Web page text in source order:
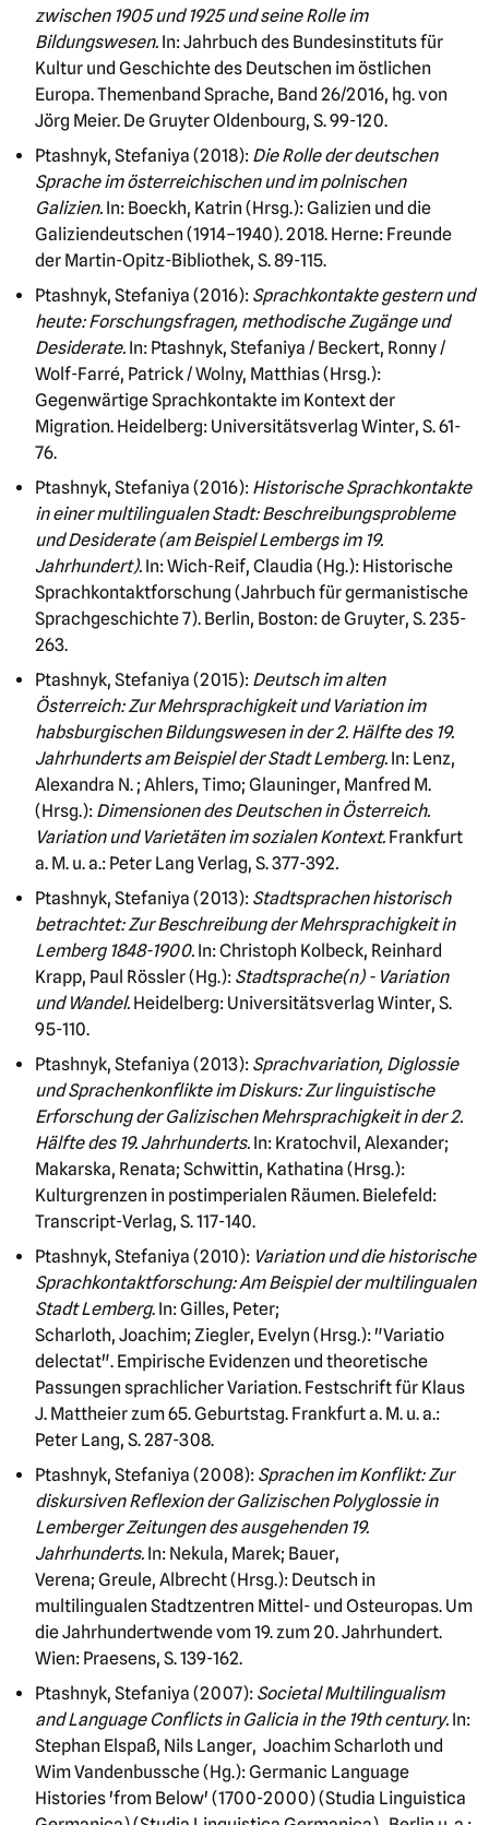
zwischen 1905 und 1925 und seine Rolle im
Bildungswesen. In: Jahrbuch des Bundesinstituts für
Kultur und Geschichte des Deutschen im östlichen
Europa. Themenband Sprache, Band 26/2016, hg. von
Jörg Meier. De Gruyter Oldenbourg, S. 99-120.
Ptashnyk, Stefaniya (2018): Die Rolle der deutschen
Sprache im österreichischen und im polnischen
Galizien. In: Boeckh, Katrin (Hrsg.): Galizien und die
Galiziendeutschen (1914–1940). 2018. Herne: Freunde
der Martin-Opitz-Bibliothek, S. 89-115.
Ptashnyk, Stefaniya (2016): Sprachkontakte gestern und
heute: Forschungsfragen, methodische Zugänge und
Desiderate. In: Ptashnyk, Stefaniya / Beckert, Ronny /
Wolf-Farré, Patrick / Wolny, Matthias (Hrsg.):
Gegenwärtige Sprachkontakte im Kontext der
Migration. Heidelberg: Universitätsverlag Winter, S. 61-
76.
Ptashnyk, Stefaniya (2016): Historische Sprachkontakte
in einer multilingualen Stadt: Beschreibungsprobleme
und Desiderate (am Beispiel Lembergs im 19.
Jahrhundert). In: Wich-Reif, Claudia (Hg.): Historische
Sprachkontaktforschung (Jahrbuch für germanistische
Sprachgeschichte 7). Berlin, Boston: de Gruyter, S. 235-
263.
Ptashnyk, Stefaniya (2015): Deutsch im alten
Österreich: Zur Mehrsprachigkeit und Variation im
habsburgischen Bildungswesen in der 2. Hälfte des 19.
Jahrhunderts am Beispiel der Stadt Lemberg. In: Lenz,
Alexandra N. ; Ahlers, Timo; Glauninger, Manfred M.
(Hrsg.): Dimensionen des Deutschen in Österreich.
Variation und Varietäten im sozialen Kontext. Frankfurt
a. M. u. a.: Peter Lang Verlag, S. 377-392.
Ptashnyk, Stefaniya (2013): Stadtsprachen historisch
betrachtet: Zur Beschreibung der Mehrsprachigkeit in
Lemberg 1848-1900. In: Christoph Kolbeck, Reinhard
Krapp, Paul Rössler (Hg.): Stadtsprache(n) - Variation
und Wandel. Heidelberg: Universitätsverlag Winter, S.
95-110.
Ptashnyk, Stefaniya (2013): Sprachvariation, Diglossie
und Sprachenkonflikte im Diskurs: Zur linguistische
Erforschung der Galizischen Mehrsprachigkeit in der 2.
Hälfte des 19. Jahrhunderts. In: Kratochvil, Alexander;
Makarska, Renata; Schwittin, Kathatina (Hrsg.):
Kulturgrenzen in postimperialen Räumen. Bielefeld:
Transcript-Verlag, S. 117-140.
Ptashnyk, Stefaniya (2010): Variation und die historische
Sprachkontaktforschung: Am Beispiel der multilingualen
Stadt Lemberg. In: Gilles, Peter;
Scharloth, Joachim; Ziegler, Evelyn (Hrsg.): "Variatio
delectat". Empirische Evidenzen und theoretische
Passungen sprachlicher Variation. Festschrift für Klaus
J. Mattheier zum 65. Geburtstag. Frankfurt a. M. u. a.:
Peter Lang, S. 287-308.
Ptashnyk, Stefaniya (2008): Sprachen im Konflikt: Zur
diskursiven Reflexion der Galizischen Polyglossie in
Lemberger Zeitungen des ausgehenden 19.
Jahrhunderts. In: Nekula, Marek; Bauer,
Verena; Greule, Albrecht (Hrsg.): Deutsch in
multilingualen Stadtzentren Mittel- und Osteuropas. Um
die Jahrhundertwende vom 19. zum 20. Jahrhundert.
Wien: Praesens, S. 139-162.
Ptashnyk, Stefaniya (2007): Societal Multilingualism
and Language Conflicts in Galicia in the 19th century. In:
Stephan Elspaß, Nils Langer, Joachim Scharloth und
Wim Vandenbussche (Hg.): Germanic Language
Histories 'from Below' (1700-2000) (Studia Linguistica